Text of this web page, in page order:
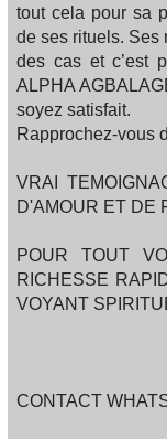
tout cela pour sa
de ses rituels. Ses
des cas et c’est
ALPHA
soyez satisfait.
Rapprochez-vous
VRAI
D'AMOUR ET DE
POUR TOUT
RICHESSE
VOYANT
CONTACT